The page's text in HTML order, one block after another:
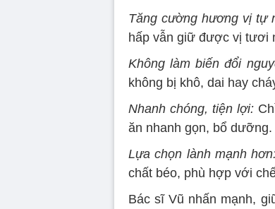
Tăng cường hương vị tự
hấp vẫn giữ được vị tươi
Không làm biến đổi
không bị khô, dai hay
Nhanh chóng, tiện lợi:
ăn nhanh gọn, bổ dưỡng.
Lựa chọn lành mạnh
chất béo, phù hợp với
Bác sĩ Vũ nhấn mạnh,